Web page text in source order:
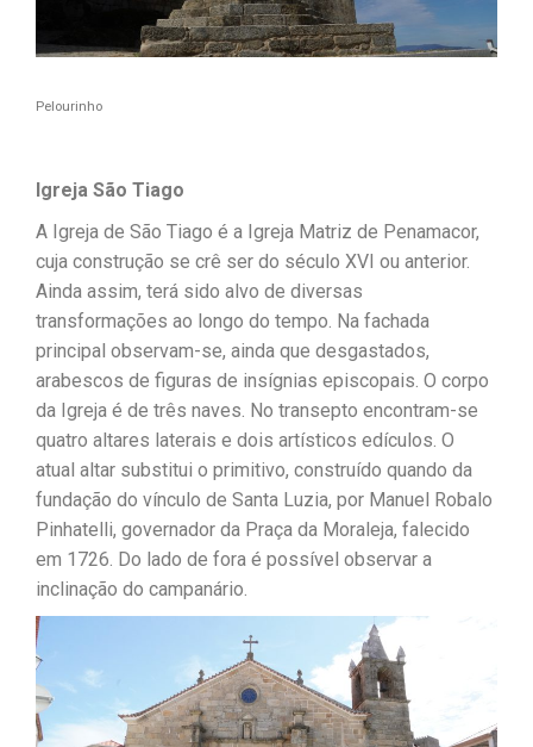
Pelourinho
Igreja São Tiago
A Igreja de São Tiago é a Igreja Matriz de Penamacor,
cuja construção se crê ser do século XVI ou anterior.
Ainda assim, terá sido alvo de diversas
transformações ao longo do tempo. Na fachada
principal observam-se, ainda que desgastados,
arabescos de figuras de insígnias episcopais. O corpo
da Igreja é de três naves. No transepto encontram-se
quatro altares laterais e dois artísticos edículos. O
atual altar substitui o primitivo, construído quando da
fundação do vínculo de Santa Luzia, por Manuel Robalo
Pinhatelli, governador da Praça da Moraleja, falecido
em 1726. Do lado de fora é possível observar a
inclinação do campanário.